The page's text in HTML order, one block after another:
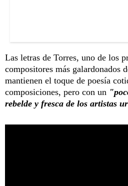
Las letras de Torres, uno de los
compositores más galardonados
mantienen el toque de poesía
composiciones, pero con un
rebelde y fresca de los artistas